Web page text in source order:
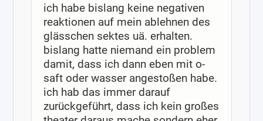
ich habe bislang keine negativen
reaktionen auf mein ablehnen des
glässchen sektes uä. erhalten.
bislang hatte niemand ein problem
damit, dass ich dann eben mit o-
saft oder wasser angestoßen habe.
ich hab das immer darauf
zurückgeführt, dass ich kein großes